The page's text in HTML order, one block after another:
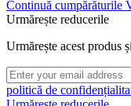
Continuă cumpărăturile
Urmărește reducerile
Urmărește acest produs
politică de